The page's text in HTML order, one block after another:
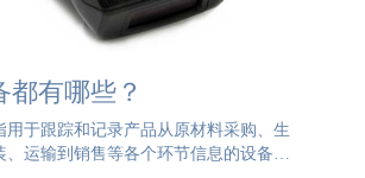
都有哪些？
用于跟踪和记录产品从原材料采购、生
、运输到销售等各个环节信息的设备。